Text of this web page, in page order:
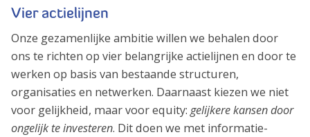
Vier actielijnen
Onze gezamenlijke ambitie willen we behalen door
ons te richten op vier belangrijke actielijnen en door te
werken op basis van bestaande structuren,
organisaties en netwerken. Daarnaast kiezen we niet
voor gelijkheid, maar voor equity: gelijkere kansen door
ongelijk te investeren. Dit doen we met informatie-